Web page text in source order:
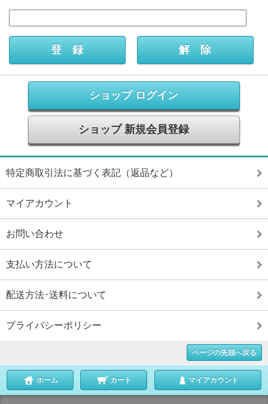
ショップ ログイン
ショップ 新規会員登録
特定商取引法に基づく表記（返品など）
マイアカウント
お問い合わせ
支払い方法について
配送方法･送料について
プライバシーポリシー
ページの先頭へ戻る
ホーム カート マイアカウント